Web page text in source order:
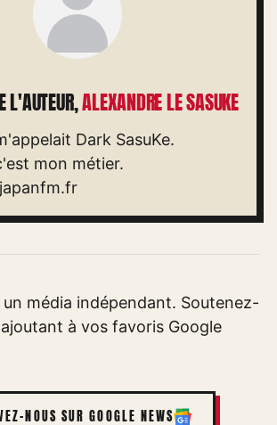
L'AUTEUR,ALEXANDRE LE SASUKE
Dark SasuKe.
mon métier.
un média indépendant. Soutenez-
à vos favoris Google
NOUS SUR GOOGLE NEWS